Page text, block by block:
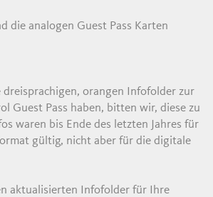
die analogen Guest Pass Karten
dreisprachigen, orangen Infofolder zur
Guest Pass haben, bitten wir, diese zu
waren bis Ende des letzten Jahres für
gültig, nicht aber für die digitale
aktualisierten Infofolder für Ihre